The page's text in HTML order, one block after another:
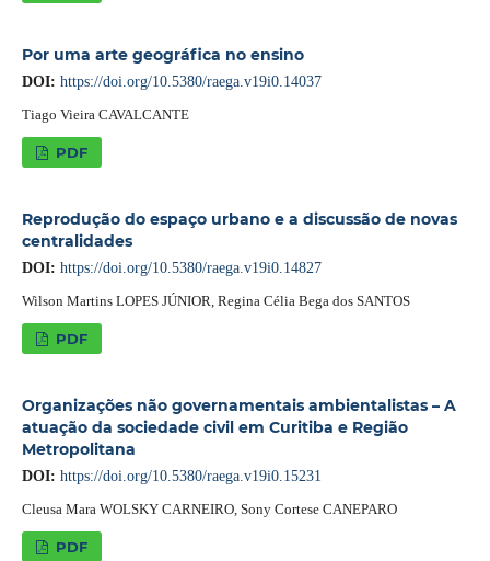
Por uma arte geográfica no ensino
DOI: https://doi.org/10.5380/raega.v19i0.14037
Tiago Vieira CAVALCANTE
PDF
Reprodução do espaço urbano e a discussão de novas
centralidades
DOI: https://doi.org/10.5380/raega.v19i0.14827
Wilson Martins LOPES JÚNIOR, Regina Célia Bega dos SANTOS
PDF
Organizações não governamentais ambientalistas – A
atuação da sociedade civil em Curitiba e Região
Metropolitana
DOI: https://doi.org/10.5380/raega.v19i0.15231
Cleusa Mara WOLSKY CARNEIRO, Sony Cortese CANEPARO
PDF